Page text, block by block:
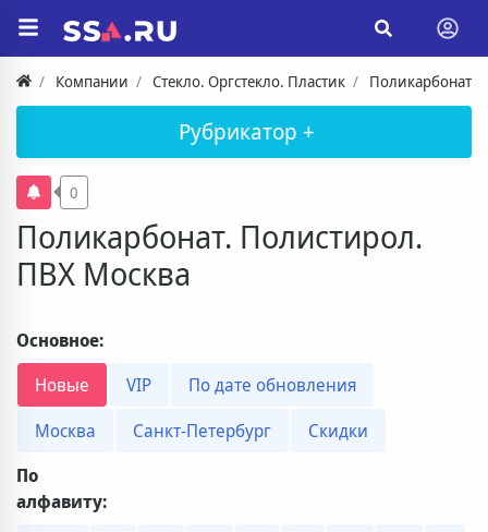
Компании Стекло. Оргстекло. Пластик Поликарбонат.
Рубрикатор +
Поликарбонат. Полистирол.
ПВХ Москва
0
Основное:
Новые
VIP
По дате обновления
Москва
Санкт-Петербург
Скидки
По
алфавиту: